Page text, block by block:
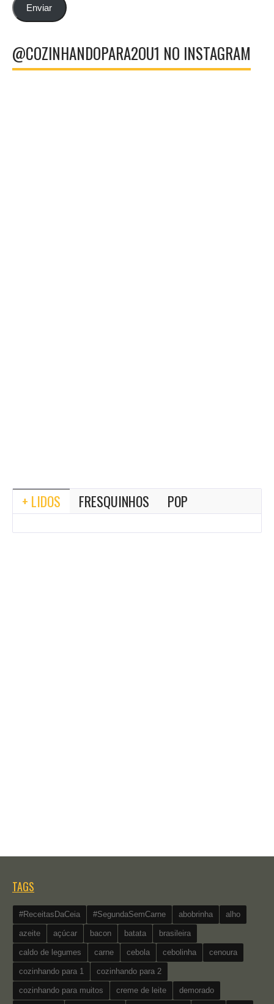
emailEnviar
@COZINHANDOPARA2OU1 NO INSTAGRAM
+ LIDOS FRESQUINHOS POP
TAGS
#ReceitasDaCeia #SegundaSemCarne abobrinha alho
azeite açúcar bacon batata brasileira
caldo de legumes carne cebola cebolinha cenoura
cozinhando para 1 cozinhando para 2
cozinhando para muitos creme de leite demorado